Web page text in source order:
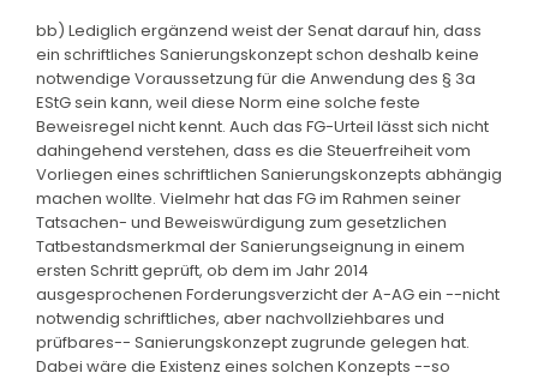
bb) Lediglich ergänzend weist der Senat darauf hin, dass
ein schriftliches Sanierungskonzept schon deshalb keine
notwendige Voraussetzung für die Anwendung des § 3a
EStG sein kann, weil diese Norm eine solche feste
Beweisregel nicht kennt. Auch das FG-Urteil lässt sich nicht
dahingehend verstehen, dass es die Steuerfreiheit vom
Vorliegen eines schriftlichen Sanierungskonzepts abhängig
machen wollte. Vielmehr hat das FG im Rahmen seiner
Tatsachen- und Beweiswürdigung zum gesetzlichen
Tatbestandsmerkmal der Sanierungseignung in einem
ersten Schritt geprüft, ob dem im Jahr 2014
ausgesprochenen Forderungsverzicht der A-AG ein --nicht
notwendig schriftliches, aber nachvollziehbares und
prüfbares-- Sanierungskonzept zugrunde gelegen hat.
Dabei wäre die Existenz eines solchen Konzepts --so